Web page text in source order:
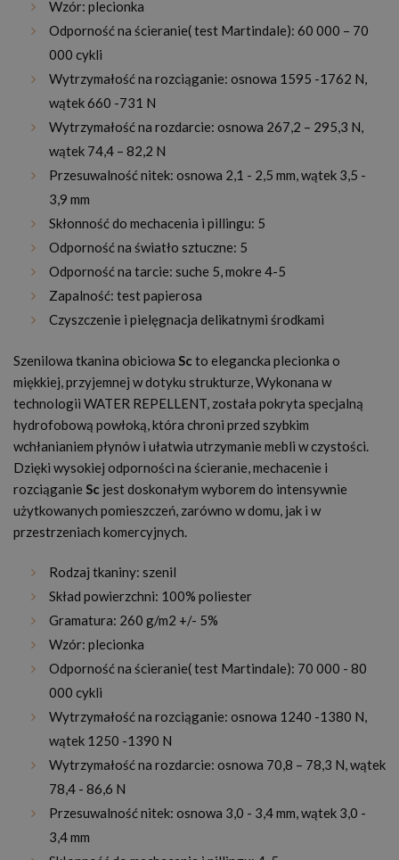
Wzór: plecionka
Odporność na ścieranie( test Martindale): 60 000 – 70
000 cykli
Wytrzymałość na rozciąganie: osnowa 1595 -1762 N,
wątek 660 -731 N
Wytrzymałość na rozdarcie: osnowa 267,2 – 295,3 N,
wątek 74,4 – 82,2 N
Przesuwalność nitek: osnowa 2,1 - 2,5 mm, wątek 3,5 -
3,9 mm
Skłonność do mechacenia i pillingu: 5
Odporność na światło sztuczne: 5
Odporność na tarcie: suche 5, mokre 4-5
Zapalność: test papierosa
Czyszczenie i pielęgnacja delikatnymi środkami
Szenilowa tkanina obiciowa Scto elegancka plecionka o
miękkiej, przyjemnej w dotyku strukturze, Wykonana w
technologii WATER REPELLENT, została pokryta specjalną
hydrofobową powłoką, która chroni przed szybkim
wchłanianiem płynów i ułatwia utrzymanie mebli w czystości.
Dzięki wysokiej odporności na ścieranie, mechacenie i
rozciąganie Sc jest doskonałym wyborem do intensywnie
użytkowanych pomieszczeń, zarówno w domu, jak i w
przestrzeniach komercyjnych.
Rodzaj tkaniny: szenil
Skład powierzchni: 100% poliester
Gramatura: 260 g/m2 +/- 5%
Wzór: plecionka
Odporność na ścieranie( test Martindale): 70 000 - 80
000 cykli
Wytrzymałość na rozciąganie: osnowa 1240 -1380 N,
wątek 1250 -1390 N
Wytrzymałość na rozdarcie: osnowa 70,8 – 78,3 N, wątek
78,4 - 86,6 N
Przesuwalność nitek: osnowa 3,0 - 3,4 mm, wątek 3,0 -
3,4 mm